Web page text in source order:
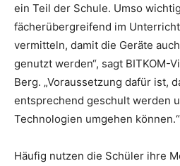
ein Teil der Schule. Umso
fächerübergreifend im
vermitteln, damit die Geräte
genutzt werden“, sagt BITKOM-
Berg. „Voraussetzung dafür ist,
entsprechend geschult werden
Technologien umgehen können.“
Häufig nutzen die Schüler ihre